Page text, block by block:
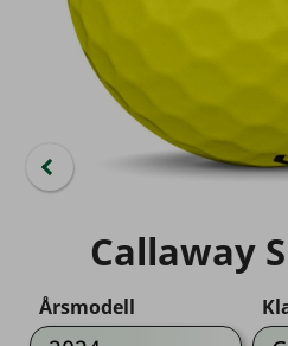
Callaway
Årsmodell